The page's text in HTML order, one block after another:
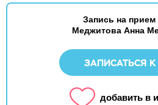
Запись на прием
Меджитова Анна
ЗАПИСАТЬСЯ К
добавить в